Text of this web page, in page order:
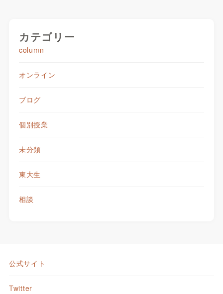
カテゴリー
column
オンライン
ブログ
個別授業
未分類
東大生
相談
公式サイト
Twitter